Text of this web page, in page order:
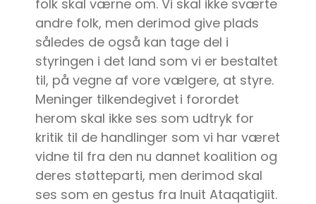
folk skal værne om. Vi skal ikke sværte
andre folk, men derimod give plads
således de også kan tage del i
styringen i det land som vi er bestaltet
til, på vegne af vore vælgere, at styre.
Meninger tilkendegivet i forordet
herom skal ikke ses som udtryk for
kritik til de handlinger som vi har været
vidne til fra den nu dannet koalition og
deres støtteparti, men derimod skal
ses som en gestus fra Inuit Ataqatigiit.